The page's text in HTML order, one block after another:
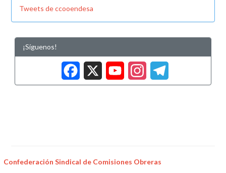
Tweets de ccooendesa
¡Síguenos!
Facebook
X
Confederación Sindical de Comisiones Obreras